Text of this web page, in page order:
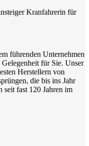
Kranfahrerin für
führenden Unternehmen
für Sie. Unser
Herstellern von
die bis ins Jahr
seit fast 120 Jahren im